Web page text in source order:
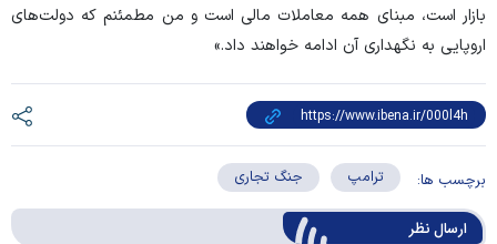
بازار است، مبنای همه معاملات مالی است و من مطمئنم که دولت‌های
اروپایی به نگهداری آن ادامه خواهند داد.»
برچسب ها: ترامپ جنگ تجاری
ارسال‌ نظر